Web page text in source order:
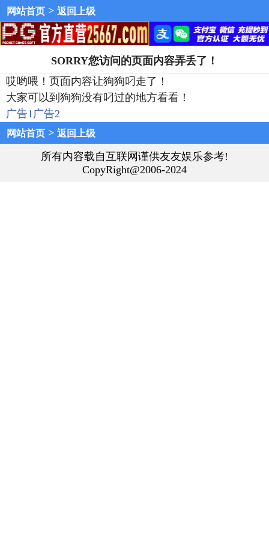
网站首页 > 返回上级
SORRY您访问的页面内容弄丢了！
哎哟喂！页面内容让狗狗叼走了！
大家可以到狗狗没有叼过的地方看看！
广告1广告2
网站首页 > 返回上级
所有内容载自互联网谨供友友娱乐参考!
CopyRight@2006-2024